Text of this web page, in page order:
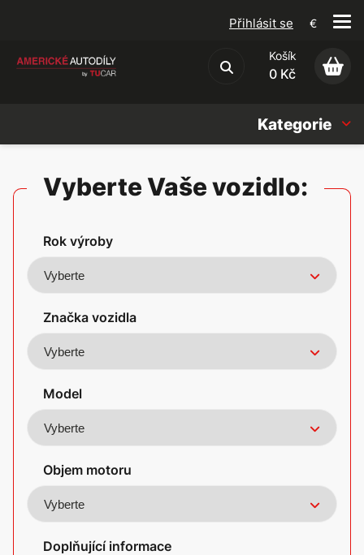
Obchodní podmínky
Přihlásit se €
Košík
0 Kč
Kategorie
Americké vozy
Vyberte Vaše vozidlo:
Rok výroby
Značka vozidla
Model
Objem motoru
Doplňující informace